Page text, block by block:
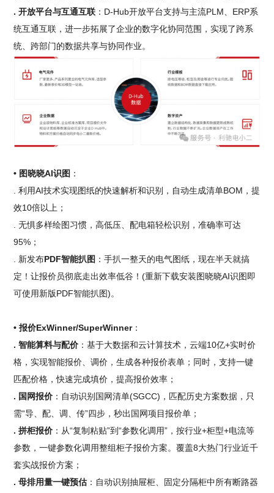
. 开放平台与互通互联 ：D-Hub开放平台支持与主流PLM、ERP系
统互通互联，进一步拓展了企业的数字化协同范围，实现了跨系
统、跨部门的数据共享与协同作业。
• 图晓晓AI识图 ：
. 利用AI技术实现图纸的快速解析和识别，自动生成清单BOM，提
效10倍以上；
. 无惧多样绘图习惯，高低压、配电箱轻松识别，准确率可达
95%；
. 新发布PDF智能扒图 ：手扒一整天的电气图纸，现在半天就搞
定！让报价员彻底走出效率低谷！(重新下载安装图晓晓AI识图即
可使用新版PDF智能扒图)。
• 报价ExWinner/SuperWinner：
. 智能算料与配价 ：基于大数据和云计算技术，云端10亿+实时价
格，实现智能报价、调价，生成各种报价表单；同时，支持一键
匹配价格，快速完成填价，提高报价效率；
. 国网报价 ：自动识别国网清单(SGCC)，匹配历史方案数据，只
需“导、配、调、传”四步，秒出国网项目报价单；
. 拼柜报价 ：从“复制粘贴”到“参数化调用”，按行业+柜型+电流等
参数，一键参数化调用整组柜子报价方案。覆盖8大热门行业近千
套实战报价方案；
. 母排用量一键预估 ：自动识别抽屉柜、固定分隔柜中所有断路器